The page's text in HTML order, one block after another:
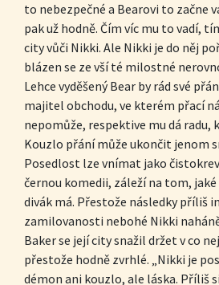
to nebezpečné a Bearovi to začne
pak už hodně. Čím víc mu to vadí,
city vůči Nikki. Ale Nikki je do něj
blázen se ze vší té milostné
Lehce vyděšený Bear by rád své
majitel obchodu, ve kterém přací
nepomůže, respektive mu dá radu,
Kouzlo přání může ukončit jenom
Posedlost lze vnímat jako
černou komedii, záleží na tom,
divák má. Přestože následky příliš
zamilovanosti nebohé Nikki
Baker se její city snažil držet v co
přestože hodně zvrhlé. „Nikki je
démon ani kouzlo, ale láska. Příliš